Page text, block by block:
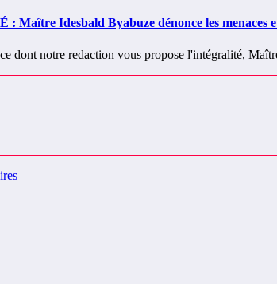
Maître Idesbald Byabuze dénonce les menaces
dont notre redaction vous propose l'intégralité,